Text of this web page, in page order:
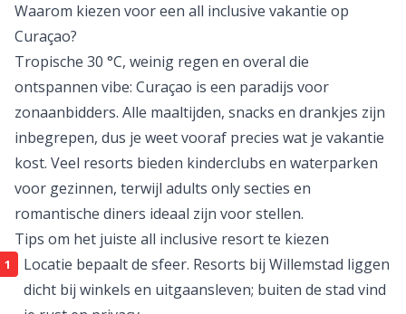
Waarom kiezen voor een all inclusive vakantie op
Curaçao?
Tropische 30 °C, weinig regen en overal die
ontspannen vibe: Curaçao is een paradijs voor
zonaanbidders. Alle maaltijden, snacks en drankjes zijn
inbegrepen, dus je weet vooraf precies wat je vakantie
kost. Veel resorts bieden kinderclubs en waterparken
voor gezinnen, terwijl adults only secties en
romantische diners ideaal zijn voor stellen.
Tips om het juiste all inclusive resort te kiezen
Locatie bepaalt de sfeer. Resorts bij Willemstad liggen
dicht bij winkels en uitgaansleven; buiten de stad vind